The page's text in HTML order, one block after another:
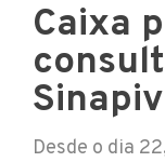
Caixa
Sinapiv
Desde o dia